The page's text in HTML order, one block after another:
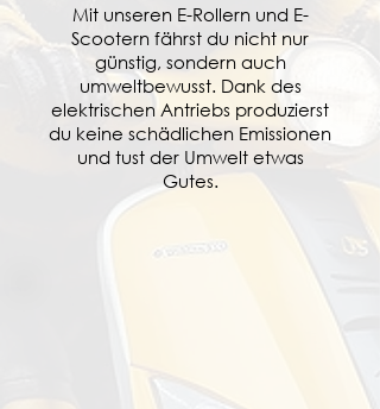
Mit unseren E-Rollern und E-
Scootern fährst du nicht nur
günstig, sondern auch
umweltbewusst. Dank des
elektrischen Antriebs produzierst
du keine schädlichen Emissionen
und tust der Umwelt etwas
Gutes.